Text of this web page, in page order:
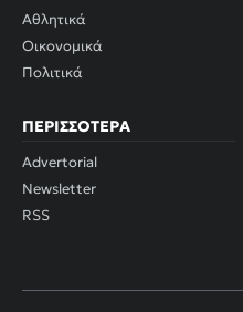
Αθλητικά
Οικονομικά
Πολιτικά
ΠΕΡΙΣΣΌΤΕΡΑ
Advertorial
Newsletter
RSS